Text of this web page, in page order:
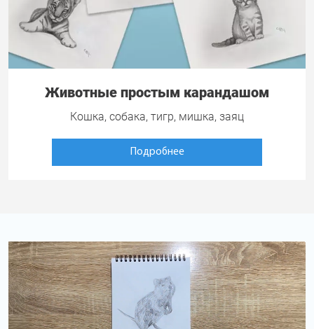
Животные простым карандашом
Кошка, собака, тигр, мишка, заяц
Подробнее